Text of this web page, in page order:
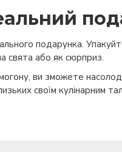
подарунка.
свята або як сюрприз.
ви зможете
своїм кулінарним